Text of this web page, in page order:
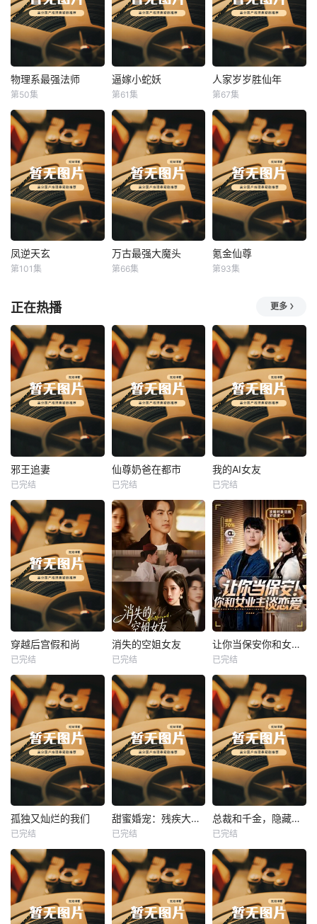
物理系最强法师
物理系最强法师
第50集
逼嫁小蛇妖
逼嫁小蛇妖
第61集
人家岁岁胜仙年
人家岁岁胜仙年
第67集
凤逆天玄
凤逆天玄
第101集
万古最强大魔头
万古最强大魔头
第66集
氪金仙尊
氪金仙尊
第93集
正在热播 更多
热播
邪王追妻
未知
邪王追妻
已完结
热播
未知
仙尊奶爸在都市
已完结
热播
我的AI女友
未知
我的AI女友
已完结
热播
未知
穿越后宫假和尚
已完结
热播
未知
消失的空姐女友
已完结
热播
未知
让你当保安你和女业主谈恋爱
已完结
热播
未知
孤独又灿烂的我们
已完结
热播
未知
甜蜜婚宠：残疾大佬夜夜撩
已完结
热播
未知
总裁和千金，隐藏身份闪婚了
已完结